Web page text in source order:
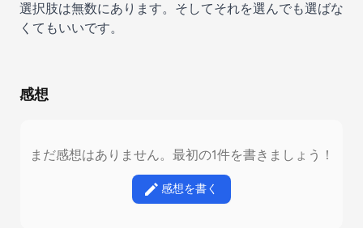
選択肢は無数にあります。そしてそれを選んでも選ばな
くてもいいです。
感想
まだ感想はありません。最初の1件を書きましょう！
感想を書く